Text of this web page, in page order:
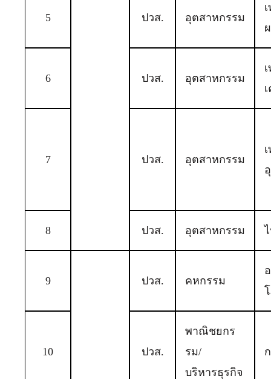
5 ปวส. อุตสาหกรรม
6 ปวส. อุตสาหกรรม
7 ปวส. อุตสาหกรรม
8 ปวส. อุตสาหกรรม
9 ปวส. คหกรรม
10 ปวส.
พาณิชยกร
รม/
บริหารธุรกิจ